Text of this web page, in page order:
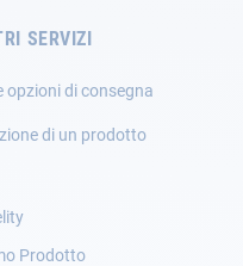
SERVIZI
opzioni di consegna
di un prodotto
Prodotto